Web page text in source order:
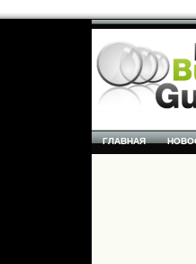
ГЛАВНАЯ